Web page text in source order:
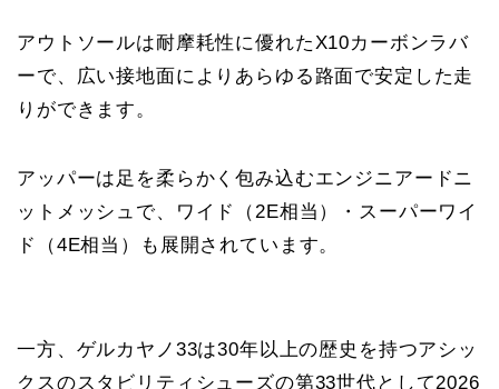
アウトソールは耐摩耗性に優れたX10カーボンラバ
ーで、広い接地面によりあらゆる路面で安定した走
りができます。
アッパーは足を柔らかく包み込むエンジニアードニ
ットメッシュで、ワイド（2E相当）・スーパーワイ
ド（4E相当）も展開されています。
一方、ゲルカヤノ33は30年以上の歴史を持つアシッ
クスのスタビリティシューズの第33世代として2026